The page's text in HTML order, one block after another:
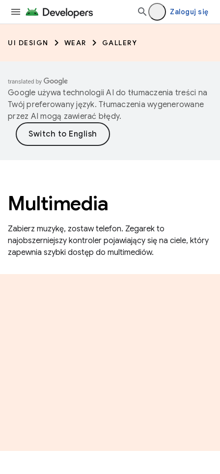
Zaloguj się
UI DESIGN WEAR GALLERY
Google używa technologii AI do tłumaczenia treści na
Twój preferowany język. Tłumaczenia wygenerowane
przez AI mogą zawierać błędy.
Multimedia
Zabierz muzykę, zostaw telefon. Zegarek to
najobszerniejszy kontroler pojawiający się na ciele, który
zapewnia szybki dostęp do multimediów.